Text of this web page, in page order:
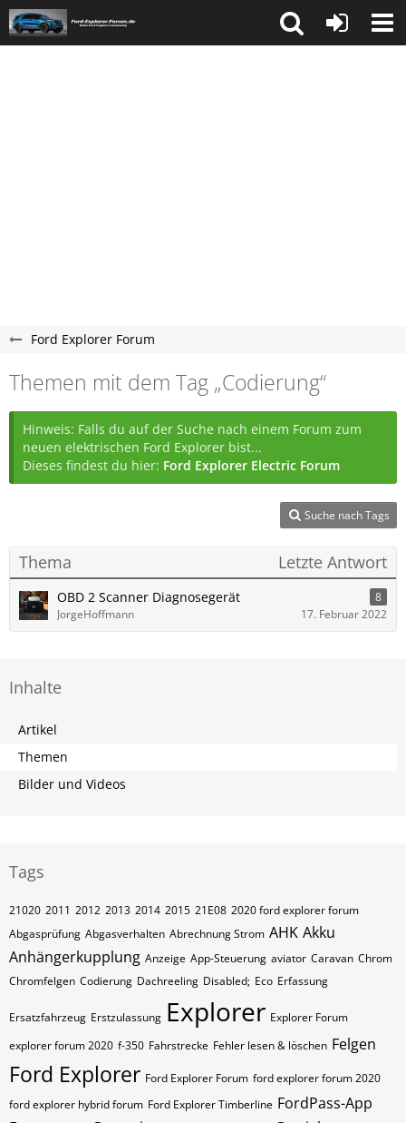
Ford Explorer Forum
Themen mit dem Tag „Codierung“
Hinweis: Falls du auf der Suche nach einem Forum zum
neuen elektrischen Ford Explorer bist...
Dieses findest du hier: Ford Explorer Electric Forum
Suche nach Tags
Thema Letzte Antwort
OBD 2 Scanner Diagnosegerät
8
JorgeHoffmann
17. Februar 2022
Inhalte
Artikel
Themen
Bilder und Videos
Tags
21020 2011 2012 2013 2014 2015 21E08 2020 ford explorer forum
Abgasprüfung Abgasverhalten Abrechnung Strom AHK Akku
Anhängerkupplung Anzeige App-Steuerung aviator Caravan Chrom
Chromfelgen Codierung Dachreeling Disabled; Eco Erfassung
Ersatzfahrzeug Erstzulassung Explorer Explorer Forum
explorer forum 2020 f-350 Fahrstrecke Fehler lesen & löschen Felgen
Ford Explorer Ford Explorer Forum ford explorer forum 2020
ford explorer hybrid forum Ford Explorer Timberline FordPass-App